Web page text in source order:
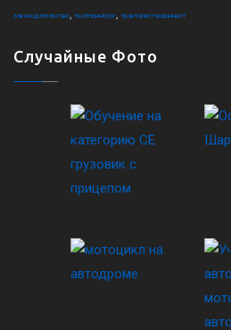
законодательство, екатеринбург, тракторист-машинист
Случайные Фото